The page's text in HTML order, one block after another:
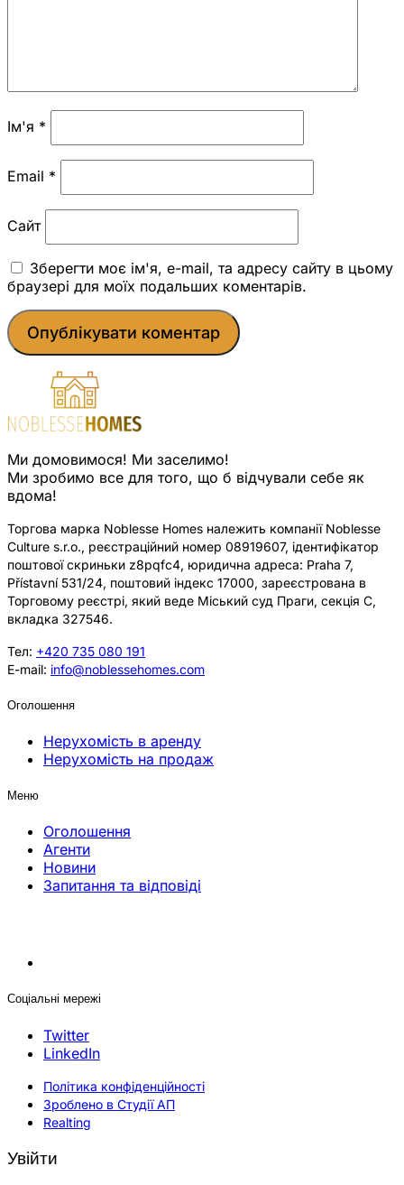
Ім'я *
Email *
Сайт
Зберегти моє ім'я, e-mail, та адресу сайту в цьому
браузері для моїх подальших коментарів.
Ми домовимося! Ми заселимо!
Ми зробимо все для того, що б відчували себе як
вдома!
Торгова марка Noblesse Homes належить компанії Noblesse
Culture s.r.o., реєстраційний номер 08919607, ідентифікатор
поштової скриньки z8pqfc4, юридична адреса: Praha 7,
Přístavní 531/24, поштовий індекс 17000, зареєстрована в
Торговому реєстрі, який веде Міський суд Праги, секція C,
вкладка 327546.
Тел: +420 735 080 191
E-mail: info@noblessehomes.com
Оголошення
Нерухомість в аренду
Нерухомість на продаж
Меню
Оголошення
Агенти
Новини
Запитання та відповіді
Соціальні мережі
Twitter
LinkedIn
Політика конфіденційності
Зроблено в Студії АП
Realting
Увійти